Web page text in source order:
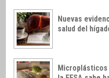
Nuevas
salud del